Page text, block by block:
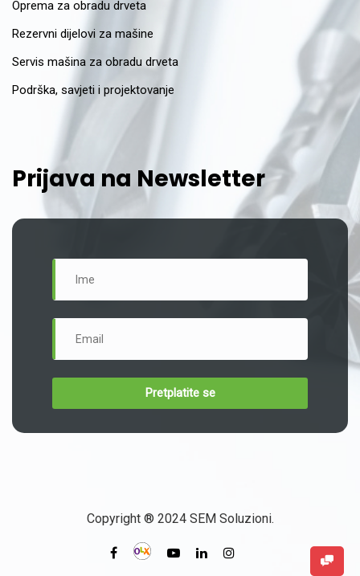
Oprema za obradu drveta
Rezervni dijelovi za mašine
Servis mašina za obradu drveta
Podrška, savjeti i projektovanje
Prijava na Newsletter
Copyright ® 2024 SEM Soluzioni.